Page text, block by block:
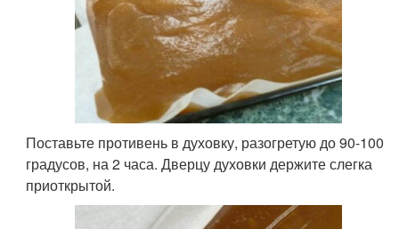
Поставьте противень в духовку, разогретую до 90-100
градусов, на 2 часа. Дверцу духовки держите слегка
приоткрытой.